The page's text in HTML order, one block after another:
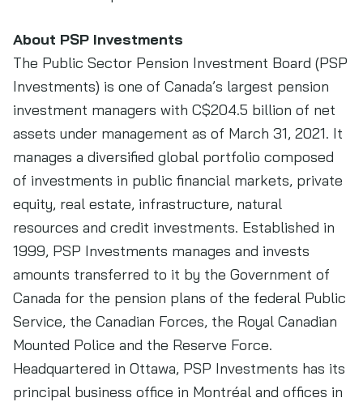
About PSP Investments
The Public Sector Pension Investment Board (PSP
Investments) is one of Canada’s largest pension
investment managers with C$204.5 billion of net
assets under management as of March 31, 2021. It
manages a diversified global portfolio composed
of investments in public financial markets, private
equity, real estate, infrastructure, natural
resources and credit investments. Established in
1999, PSP Investments manages and invests
amounts transferred to it by the Government of
Canada for the pension plans of the federal Public
Service, the Canadian Forces, the Royal Canadian
Mounted Police and the Reserve Force.
Headquartered in Ottawa, PSP Investments has its
principal business office in Montréal and offices in